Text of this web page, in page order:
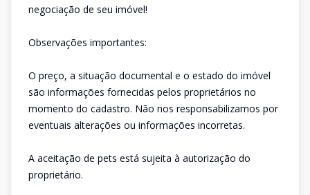
negociação de seu imóvel!
Observações importantes:
O preço, a situação documental e o estado do imóvel
são informações fornecidas pelos proprietários no
momento do cadastro. Não nos responsabilizamos por
eventuais alterações ou informações incorretas.
A aceitação de pets está sujeita à autorização do
proprietário.